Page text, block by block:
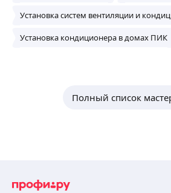
Установка систем вентиляции и
Установка кондиционера в домах ПИК
Полный список